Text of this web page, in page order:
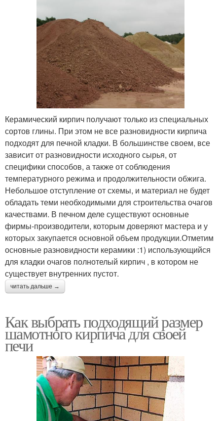
Керамический кирпич получают только из специальных
сортов глины. При этом не все разновидности кирпича
подходят для печной кладки. В большинстве своем, все
зависит от разновидности исходного сырья, от
специфики способов, а также от соблюдения
температурного режима и продолжительности обжига.
Небольшое отступление от схемы, и материал не будет
обладать теми необходимыми для строительства очагов
качествами. В печном деле существуют основные
фирмы-производители, которым доверяют мастера и у
которых закупается основной объем продукции.Отметим
основные разновидности керамики :1) использующийся
для кладки очагов полнотелый кирпич , в котором не
существует внутренних пустот.
читать дальше →
Как выбрать подходящий размер
шамотного кирпича для своей
печи